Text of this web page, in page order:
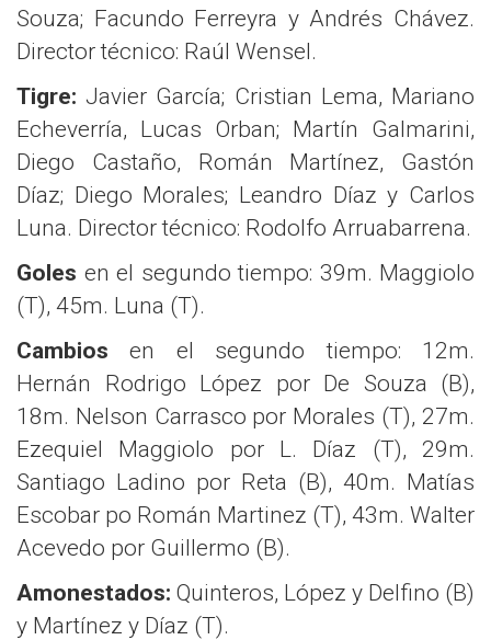
Souza; Facundo Ferreyra y Andrés Chávez.
Director técnico: Raúl Wensel.
Tigre: Javier García; Cristian Lema, Mariano
Echeverría, Lucas Orban; Martín Galmarini,
Diego Castaño, Román Martínez, Gastón
Díaz; Diego Morales; Leandro Díaz y Carlos
Luna. Director técnico: Rodolfo Arruabarrena.
Goles en el segundo tiempo: 39m. Maggiolo
(T), 45m. Luna (T).
Cambios en el segundo tiempo: 12m.
Hernán Rodrigo López por De Souza (B),
18m. Nelson Carrasco por Morales (T), 27m.
Ezequiel Maggiolo por L. Díaz (T), 29m.
Santiago Ladino por Reta (B), 40m. Matías
Escobar po Román Martinez (T), 43m. Walter
Acevedo por Guillermo (B).
Amonestados: Quinteros, López y Delfino (B)
y Martínez y Díaz (T).